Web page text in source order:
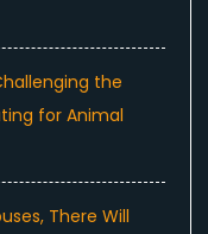
the
for Animal
There Will